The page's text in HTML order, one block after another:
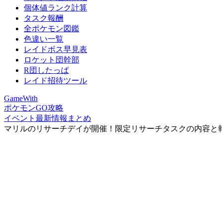
個体値ランク計算
タスク報酬
全ポケモン図鑑
色違い一覧
レイドボス早見表
ロケット団幹部
R団したっぱ
レイド招待ツール
GameWith
ポケモンGO攻略
イベント最新情報まとめ
マリルのリサーチデイが開催！限定リサーチタスクの内容と